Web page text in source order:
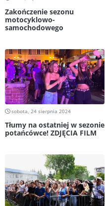
Zakończenie sezonu
motocyklowo-
samochodowego
sobota, 24 sierpnia 2024
Tłumy na ostatniej w sezonie
potańcówce! ZDJĘCIA FILM